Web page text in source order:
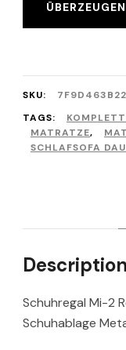
SKU:
TAGS:
MATRATZE,
SCHLAFSOFA
Description
Schuhregal Mi-2
Schuhablage